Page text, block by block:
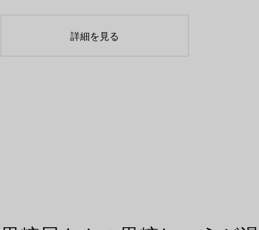
詳細を見る